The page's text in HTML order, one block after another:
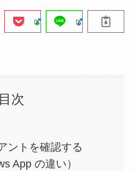
目次
ントを確認する
App の違い）